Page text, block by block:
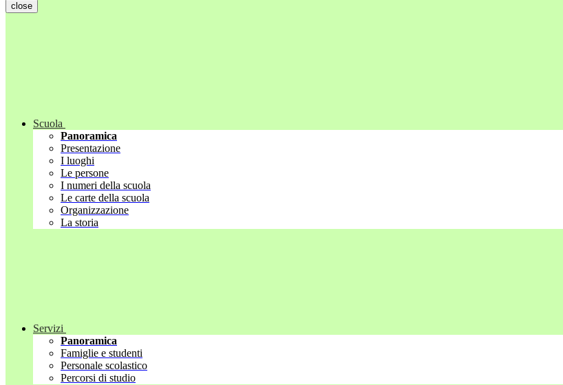
close
Scuola
Panoramica
Presentazione
I luoghi
Le persone
I numeri della scuola
Le carte della scuola
Organizzazione
La storia
Servizi
Panoramica
Famiglie e studenti
Personale scolastico
Percorsi di studio